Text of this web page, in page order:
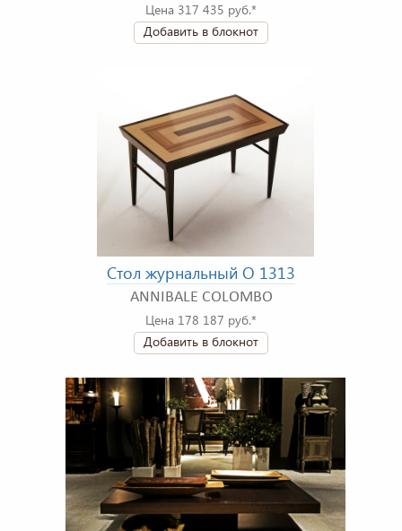
Цена 317 435 руб.*
Добавить в блокнот
Стол журнальный O 1313
ANNIBALE COLOMBO
Цена 178 187 руб.*
Добавить в блокнот